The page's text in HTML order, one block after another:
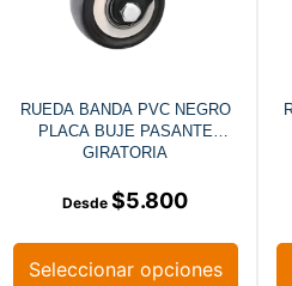
RUEDA BANDA PVC NEGRO
PLACA BUJE PASANTE
GIRATORIA
$5.800
Seleccionar opciones